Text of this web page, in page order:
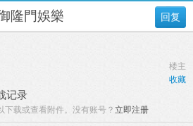
回复
隆門娛樂
楼主
收藏
记录
下载或查看附件。没有账号？ 立即注册